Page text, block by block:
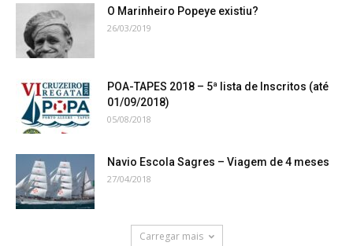
O Marinheiro Popeye existiu?
26/03/2019
POA-TAPES 2018 – 5ª lista de Inscritos (até
01/09/2018)
05/08/2018
Navio Escola Sagres – Viagem de 4 meses
27/04/2018
Carregar mais